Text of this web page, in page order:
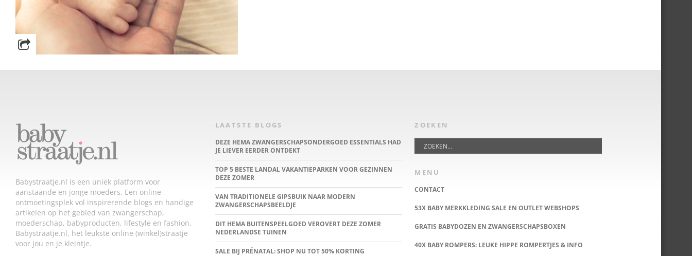
Babystraatje.nl is een uniek platform voor
aanstaande en jonge moeders. Een online
ontmoetingsplek vol inspirerende blogs en handige
artikelen op het gebied van zwangerschap,
moederschap, babyproducten, lifestyle en fashion.
Babystraatje.nl, het leukste online (winkel)straatje
voor jou en je kleintje.
LAATSTE BLOGS
DEZE HEMA ZWANGERSCHAPSONDERGOED ESSENTIALS HAD
JE LIEVER EERDER ONTDEKT
TOP 5 BESTE LANDAL VAKANTIEPARKEN VOOR GEZINNEN
DEZE ZOMER
VAN TRADITIONELE GIPSBUIK NAAR MODERN
ZWANGERSCHAPSBEELDJE
DIT HEMA BUITENSPEELGOED VEROVERT DEZE ZOMER
NEDERLANDSE TUINEN
SALE BIJ PRÉNATAL: SHOP NU TOT 50% KORTING
ZOEKEN
MENU
CONTACT
53X BABY MERKKLEDING SALE EN OUTLET WEBSHOPS
GRATIS BABYDOZEN EN ZWANGERSCHAPSBOXEN
40X BABY ROMPERS: LEUKE HIPPE ROMPERTJES & INFO